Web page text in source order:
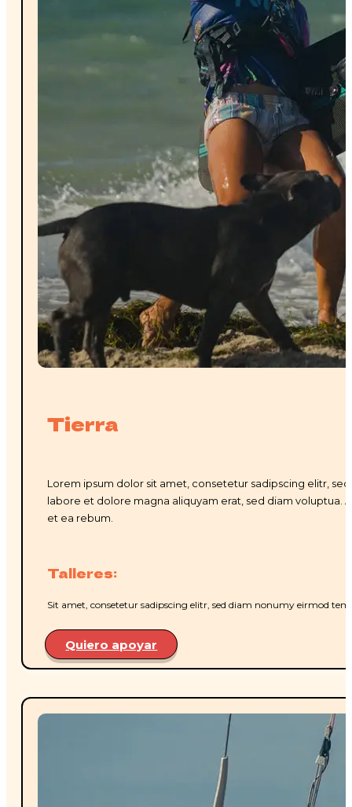
Tierra
Lorem ipsum dolor sit amet, consetetur sadipscing elitr,
labore et dolore magna aliquyam erat, sed diam voluptua.
et ea rebum.
Talleres:
Sit amet, consetetur sadipscing elitr, sed diam nonumy eirmod
Quiero apoyar